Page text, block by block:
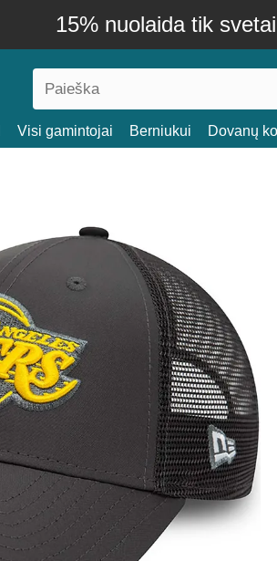
15% nuolaida tik
Visi gamintojai Berniukui Dovanų